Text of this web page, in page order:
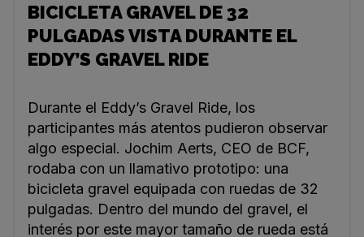
BICICLETA GRAVEL DE 32
PULGADAS VISTA DURANTE EL
EDDY’S GRAVEL RIDE
Durante el Eddy’s Gravel Ride, los
participantes más atentos pudieron observar
algo especial. Jochim Aerts, CEO de BCF,
rodaba con un llamativo prototipo: una
bicicleta gravel equipada con ruedas de 32
pulgadas. Dentro del mundo del gravel, el
interés por este mayor tamaño de rueda está